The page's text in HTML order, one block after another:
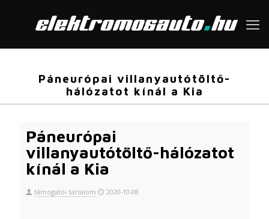
Páneurópai villanyautótöltő-
hálózatot kínál a Kia
Páneurópai
villanyautótöltő-hálózatot
kínál a Kia
támogatói tartalom 2020-10-08